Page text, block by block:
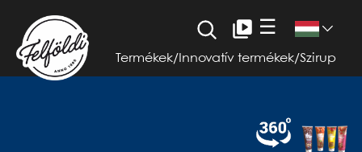
☰
Termékek/ Innovatív termékek/Szirup